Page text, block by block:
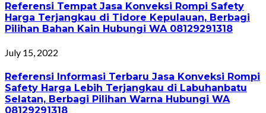
Referensi Tempat Jasa Konveksi Rompi Safety
Harga Terjangkau di Tidore Kepulauan, Berbagi
Pilihan Bahan Kain Hubungi WA 08129291318
July 15, 2022
Referensi Informasi Terbaru Jasa Konveksi Rompi
Safety Harga Lebih Terjangkau di Labuhanbatu
Selatan, Berbagi Pilihan Warna Hubungi WA
08129291318